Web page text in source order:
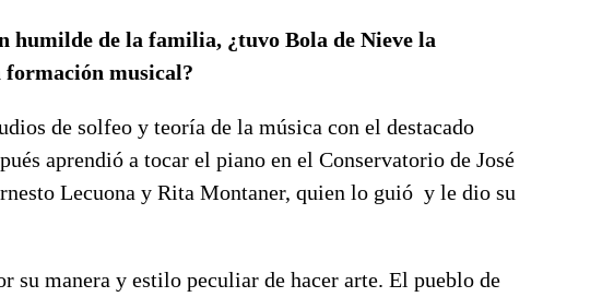
humilde de la familia, ¿tuvo Bola de Nieve la
formación musical?
de solfeo y teoría de la música con el destacado
aprendió a tocar el piano en el Conservatorio de José
Lecuona y Rita Montaner, quien lo guió y le dio su
su manera y estilo peculiar de hacer arte. El pueblo de